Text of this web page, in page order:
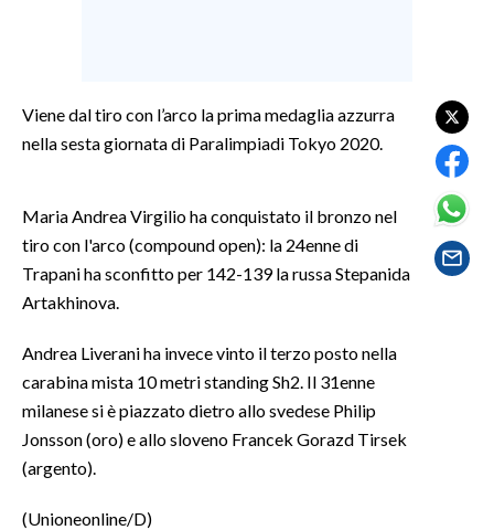
ALTRI SPORT
SPETTACOLI
GOSSIP
SARDEGNA TURISMO
NOTIZIE
Viene dal tiro con l’arco la prima medaglia azzurra
nella sesta giornata di Paralimpiadi Tokyo 2020.
Maria Andrea Virgilio ha conquistato il bronzo nel
tiro con l'arco (compound open): la 24enne di
Trapani ha sconfitto per 142-139 la russa Stepanida
Artakhinova.
Andrea Liverani ha invece vinto il terzo posto nella
carabina mista 10 metri standing Sh2. Il 31enne
milanese si è piazzato dietro allo svedese Philip
Jonsson (oro) e allo sloveno Francek Gorazd Tirsek
(argento).
(Unioneonline/D)